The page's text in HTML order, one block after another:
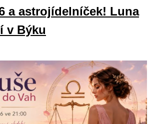
a astrojídelníček! Luna
v Býku